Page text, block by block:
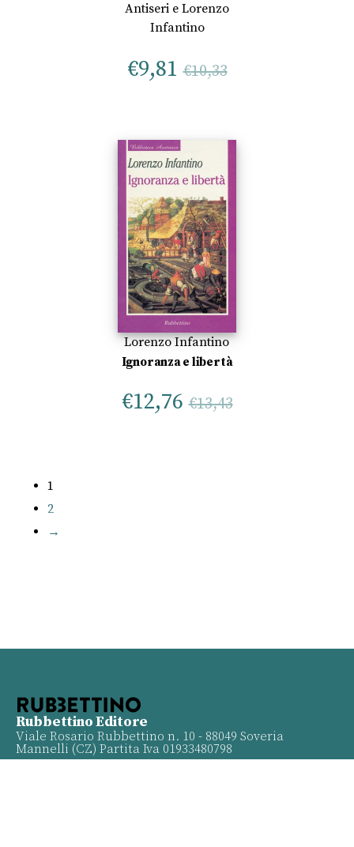
Antiseri e Lorenzo
Infantino
€9,81 €10,33
Lorenzo Infantino
Ignoranza e libertà
€12,76 €13,43
1
2
→
Rubbettino Editore
Viale Rosario Rubbettino n. 10 - 88049 Soveria
Mannelli (CZ) Partita Iva 01933480798